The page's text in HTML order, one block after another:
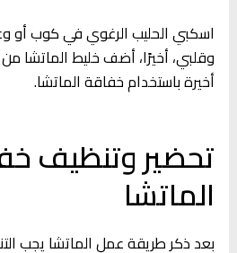
اسكبي الحليب الرغوي في كوب أو
وقلبي، أخيرًا، أضف خليط الماتشا
أخيرة باستخدام خفاقة الماتشا.
تحضير وتنظيف
الماتشا
بعد ذكر طريقة عمل الماتشا يجب